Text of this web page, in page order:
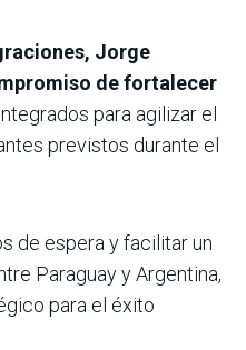
Jorge
de fortalecer
para agilizar el
previstos durante el
de espera y facilitar un
Paraguay y Argentina,
para el éxito